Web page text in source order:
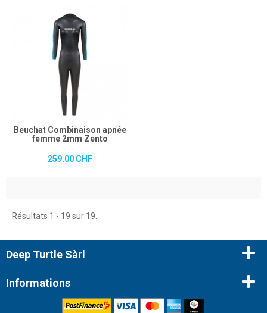
Beuchat Combinaison apnée
femme 2mm Zento
259.00 CHF
Résultats 1 - 19 sur 19.
Deep Turtle Sàrl
Informations